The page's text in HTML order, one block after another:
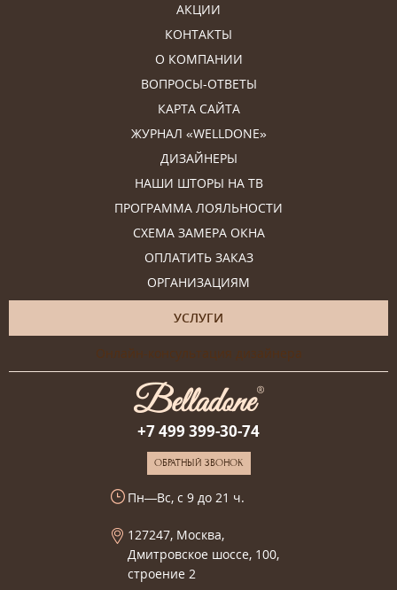
АКЦИИ
КОНТАКТЫ
О КОМПАНИИ
ВОПРОСЫ-ОТВЕТЫ
КАРТА САЙТА
ЖУРНАЛ «WELLDONE»
ДИЗАЙНЕРЫ
НАШИ ШТОРЫ НА ТВ
ПРОГРАММА ЛОЯЛЬНОСТИ
СХЕМА ЗАМЕРА ОКНА
ОПЛАТИТЬ ЗАКАЗ
ОРГАНИЗАЦИЯМ
УСЛУГИ
Онлайн-консультация дизайнера
+7 499 399-30-74
ОБРАТНЫЙ ЗВОНОК
Пн—Вс, с 9 до 21 ч.
127247, Москва,
Дмитровское шоссе, 100,
строение 2